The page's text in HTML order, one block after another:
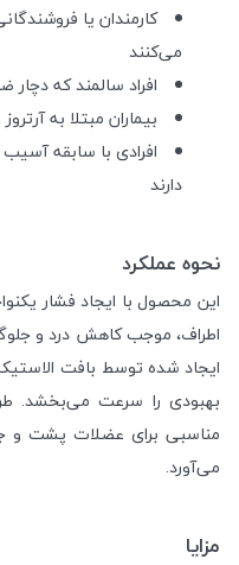
کارمندان یا
می‌کنند
افراد سالمند که
بیماران مبتلا به
افرادی با سابقه
دارند
نحوه عملکرد
این محصول با ایجاد فشار
اطراف، موجب کاهش درد و
ایجاد شده توسط بافت
بهبودی را سرعت می‌بخشد.
مناسبی برای عضلات پشت و
می‌آورد.
مزایا